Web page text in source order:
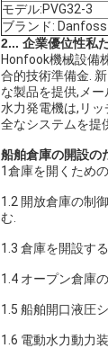
モデル:PVG32-3
ブランド: Danfoss
2... 企業優位性私
Honfook機械設備
合的技術準備金.
な製品を提供,メ
水力発電機は,リ
全なシステムを提
船舶倉庫の開設の
1倉庫を開くため
1.2 開放倉庫の制
む.
1.3 倉庫を開設す
1.4 オープン倉庫
1.5 船舶開口液圧
1.6 電動水力動力